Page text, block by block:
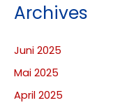
Archives
Juni 2025
Mai 2025
April 2025